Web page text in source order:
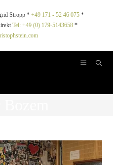
Stropp * +49 171 - 52 46 075 *
Tel: +49 (0) 179-5143658*